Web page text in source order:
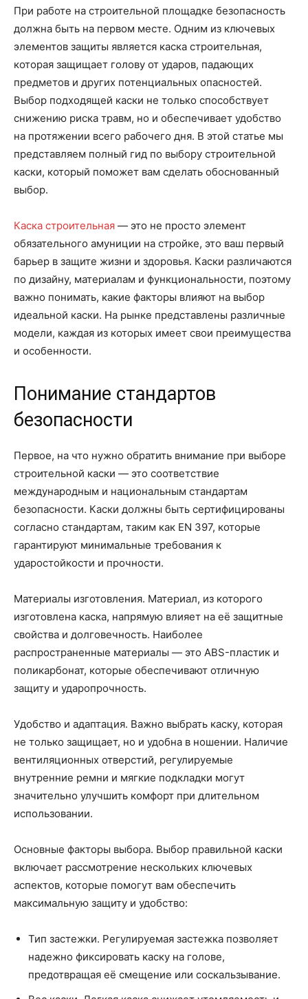
При работе на строительной площадке безопасность
должна быть на первом месте. Одним из ключевых
элементов защиты является каска строительная,
которая защищает голову от ударов, падающих
предметов и других потенциальных опасностей.
Выбор подходящей каски не только способствует
снижению риска травм, но и обеспечивает удобство
на протяжении всего рабочего дня. В этой статье мы
представляем полный гид по выбору строительной
каски, который поможет вам сделать обоснованный
выбор.
Каска строительная — это не просто элемент
обязательного амуниции на стройке, это ваш первый
барьер в защите жизни и здоровья. Каски различаются
по дизайну, материалам и функциональности, поэтому
важно понимать, какие факторы влияют на выбор
идеальной каски. На рынке представлены различные
модели, каждая из которых имеет свои преимущества
и особенности.
Понимание стандартов
безопасности
Первое, на что нужно обратить внимание при выборе
строительной каски — это соответствие
международным и национальным стандартам
безопасности. Каски должны быть сертифицированы
согласно стандартам, таким как EN 397, которые
гарантируют минимальные требования к
ударостойкости и прочности.
Материалы изготовления. Материал, из которого
изготовлена каска, напрямую влияет на её защитные
свойства и долговечность. Наиболее
распространенные материалы — это ABS-пластик и
поликарбонат, которые обеспечивают отличную
защиту и ударопрочность.
Удобство и адаптация. Важно выбрать каску, которая
не только защищает, но и удобна в ношении. Наличие
вентиляционных отверстий, регулируемые
внутренние ремни и мягкие подкладки могут
значительно улучшить комфорт при длительном
использовании.
Основные факторы выбора. Выбор правильной каски
включает рассмотрение нескольких ключевых
аспектов, которые помогут вам обеспечить
максимальную защиту и удобство:
Тип застежки. Регулируемая застежка позволяет
надежно фиксировать каску на голове,
предотвращая её смещение или соскальзывание.